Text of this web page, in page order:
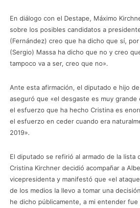
En diálogo con el Destape, Máximo
sobre los posibles candidatos a
(Fernández) creo que ha dicho que sí,
(Sergio) Massa ha dicho que no y creo
tampoco va a ser, creo que no».
Ante esta afirmación, el diputado e hijo
aseguró que «el desgaste es muy grande
el esfuerzo que ha hecho Cristina es
el esfuerzo en ceder cuando era
2019».
El diputado se refirió al armado de la lista
Cristina Kirchner decidió acompañar a
vicepresidenta y manifestó que «el
de los medios la llevo a tomar una
he dicho públicamente, a mi entender fue